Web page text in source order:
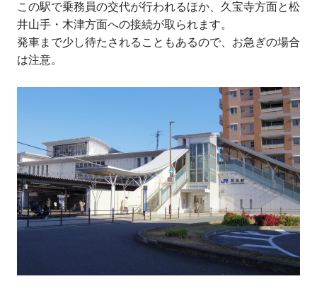
この駅で乗務員の交代が行われるほか、久宝寺方面と松
井山手・木津方面への接続が取られます。
発車まで少し待たされることもあるので、お急ぎの場合
は注意。